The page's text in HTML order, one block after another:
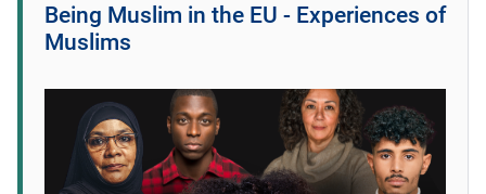
Being Muslim in the EU - Experiences of
Muslims